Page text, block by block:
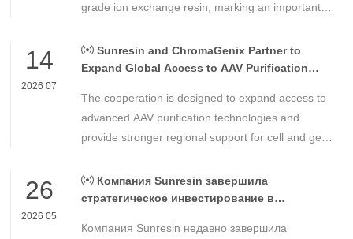
grade ion exchange resin, marking an important
chemical materials for nuclear power applications.
14
2026 07
Sunresin and ChromaGenix Partner to
Expand Global Access to AAV Purification
The cooperation is designed to expand access to
advanced AAV purification technologies and
provide stronger regional support for cell and gene
Americas.
26
2026 05
Компания Sunresin завершила
стратегическое инвестирование в
бизнеса в области промышленной
Компания Sunresin недавно завершила